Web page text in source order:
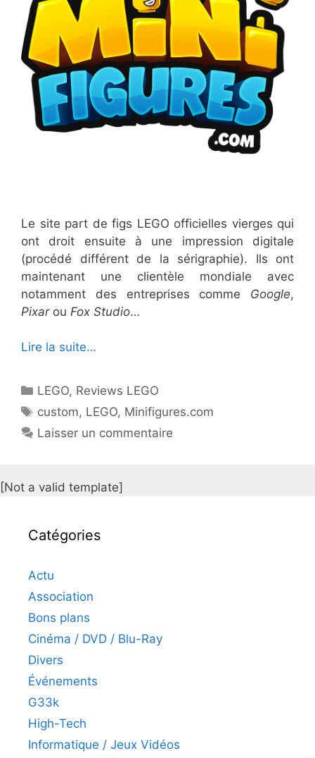
Le site part de figs LEGO officielles vierges qui
ont droit ensuite à une impression digitale
(procédé différent de la sérigraphie). Ils ont
maintenant une clientèle mondiale avec
notamment des entreprises comme Google,
Pixarou Fox Studio…
Lire la suite…
Catégories
LEGO, Reviews LEGO
Étiquettes
custom, LEGO, Minifigures.com
Laisser un commentaire
[Not a valid template]
Catégories
Actu
Association
Bons plans
Cinéma / DVD / Blu-Ray
Divers
Événements
G33k
High-Tech
Informatique / Jeux Vidéos